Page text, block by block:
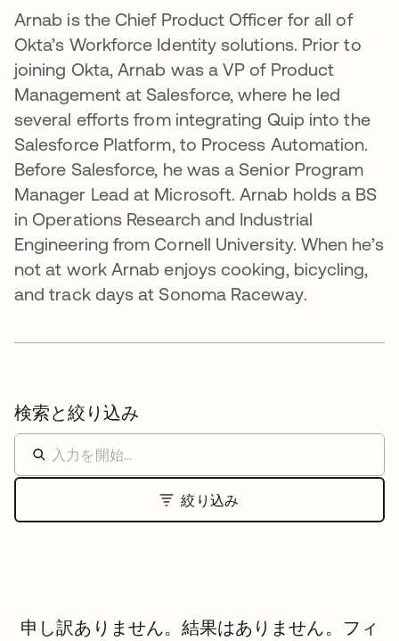
Arnab is the Chief Product Officer for all of
Okta’s Workforce Identity solutions. Prior to
joining Okta, Arnab was a VP of Product
Management at Salesforce, where he led
several efforts from integrating Quip into the
Salesforce Platform, to Process Automation.
Before Salesforce, he was a Senior Program
Manager Lead at Microsoft. Arnab holds a BS
in Operations Research and Industrial
Engineering from Cornell University. When he’s
not at work Arnab enjoys cooking, bicycling,
and track days at Sonoma Raceway.
検索と絞り込み
絞り込み
申し訳ありません。結果はありません。フィ